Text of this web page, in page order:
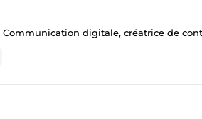
Communication digitale, créatrice de